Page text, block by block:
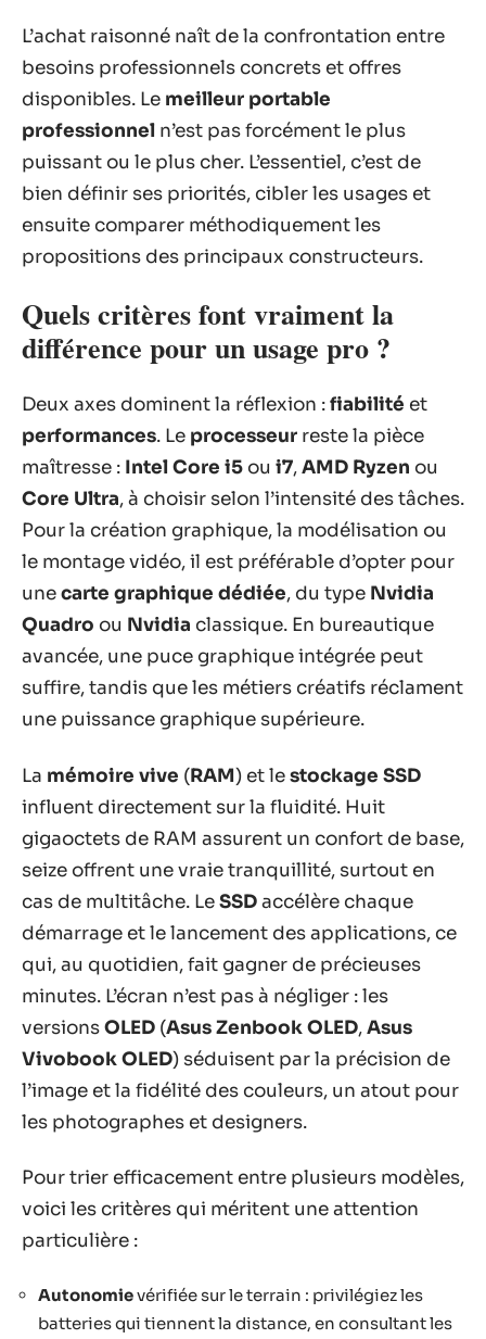
L’achat raisonné naît de la confrontation entre
besoins professionnels concrets et offres
disponibles. Le meilleur portable
professionnel n’est pas forcément le plus
puissant ou le plus cher. L’essentiel, c’est de
bien définir ses priorités, cibler les usages et
ensuite comparer méthodiquement les
propositions des principaux constructeurs.
Quels critères font vraiment la
différence pour un usage pro ?
Deux axes dominent la réflexion :fiabilité et
performances. Le processeur reste la pièce
maîtresse : Intel Core i5 ou i7,AMD Ryzen ou
Core Ultra, à choisir selon l’intensité des tâches.
Pour la création graphique, la modélisation ou
le montage vidéo, il est préférable d’opter pour
unecarte graphique dédiée, du type Nvidia
Quadro ou Nvidia classique. En bureautique
avancée, une puce graphique intégrée peut
suffire, tandis que les métiers créatifs réclament
une puissance graphique supérieure.
La mémoire vive (RAM) et lestockage SSD
influent directement sur la fluidité. Huit
gigaoctets de RAM assurent un confort de base,
seize offrent une vraie tranquillité, surtout en
cas de multitâche. LeSSDaccélère chaque
démarrage et le lancement des applications, ce
qui, au quotidien, fait gagner de précieuses
minutes. L’écran n’est pas à négliger : les
versionsOLED (Asus Zenbook OLED,Asus
Vivobook OLED) séduisent par la précision de
l’image et la fidélité des couleurs, un atout pour
les photographes et designers.
Pour trier efficacement entre plusieurs modèles,
voici les critères qui méritent une attention
particulière :
Autonomievérifiée sur le terrain : privilégiez les
batteries qui tiennent la distance, en consultant les